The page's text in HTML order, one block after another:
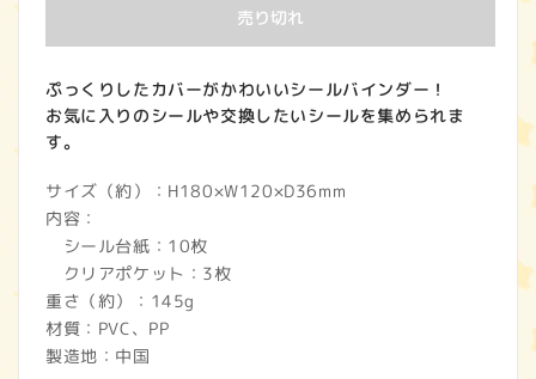
売り切れ
ぷっくりしたカバーがかわいいシールバインダー！
お気に入りのシールや交換したいシールを集められま
す。
サイズ（約）：H180×W120×D36mm
内容：
シール台紙：10枚
クリアポケット：3枚
重さ（約）：145g
材質：PVC、PP
製造地：中国